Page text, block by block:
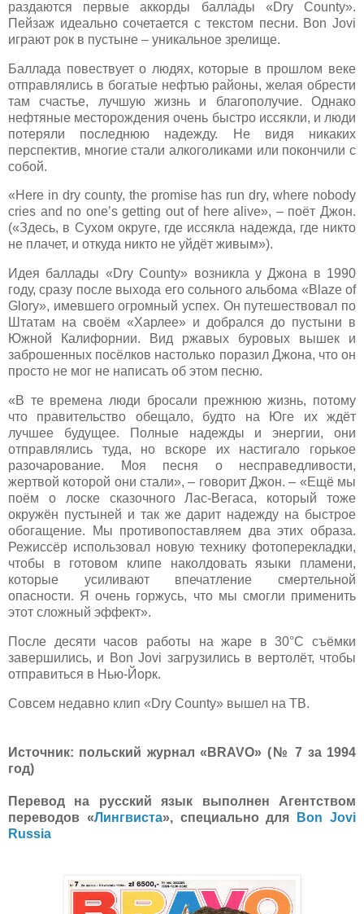
раздаются первые аккорды баллады «Dry County».
Пейзаж идеально сочетается с текстом песни. Bon Jovi
играют рок в пустыне – уникальное зрелище.
Баллада повествует о людях, которые в прошлом веке
отправлялись в богатые нефтью районы, желая обрести
там счастье, лучшую жизнь и благополучие. Однако
нефтяные месторождения очень быстро иссякли, и люди
потеряли последнюю надежду. Не видя никаких
перспектив, многие стали алкоголиками или покончили с
собой.
«Here in dry county, the promise has run dry, where nobody
cries and no one’s getting out of here alive», – поёт Джон.
(«Здесь, в Сухом округе, где иссякла надежда, где никто
не плачет, и откуда никто не уйдёт живым»).
Идея баллады «Dry County» возникла у Джона в 1990
году, сразу после выхода его сольного альбома «Blaze of
Glory», имевшего огромный успех. Он путешествовал по
Штатам на своём «Харлее» и добрался до пустыни в
Южной Калифорнии. Вид ржавых буровых вышек и
заброшенных посёлков настолько поразил Джона, что он
просто не мог не написать об этом песню.
«В те времена люди бросали прежнюю жизнь, потому
что правительство обещало, будто на Юге их ждёт
лучшее будущее. Полные надежды и энергии, они
отправлялись туда, но вскоре их настигало горькое
разочарование. Моя песня о несправедливости,
жертвой которой они стали», – говорит Джон. – «Ещё мы
поём о лоске сказочного Лас-Вегаса, который тоже
окружён пустыней и так же дарит надежду на быстрое
обогащение. Мы противопоставляем два этих образа.
Режиссёр использовал новую технику фотоперекладки,
чтобы в готовом клипе наколдовать языки пламени,
которые усиливают впечатление смертельной
опасности. Я очень горжусь, что мы смогли применить
этот сложный эффект».
После десяти часов работы на жаре в 30°C съёмки
завершились, и Bon Jovi загрузились в вертолёт, чтобы
отправиться в Нью-Йорк.
Совсем недавно клип «Dry County» вышел на ТВ.
Источник: польский журнал «BRAVO» (№ 7 за 1994
год)
Перевод на русский язык выполнен Агентством
переводов «Лингвиста», специально для
Bon Jovi
Russia